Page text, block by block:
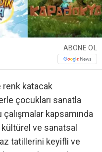
ABONE OL
renk katacak
çocukları sanatla
çalışmalar kapsamında
ve sanatsal
tatillerini keyifli ve